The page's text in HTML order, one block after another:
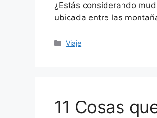
¿Estás considerando
ubicada entre las
Categories
Viaje
11 Cosas